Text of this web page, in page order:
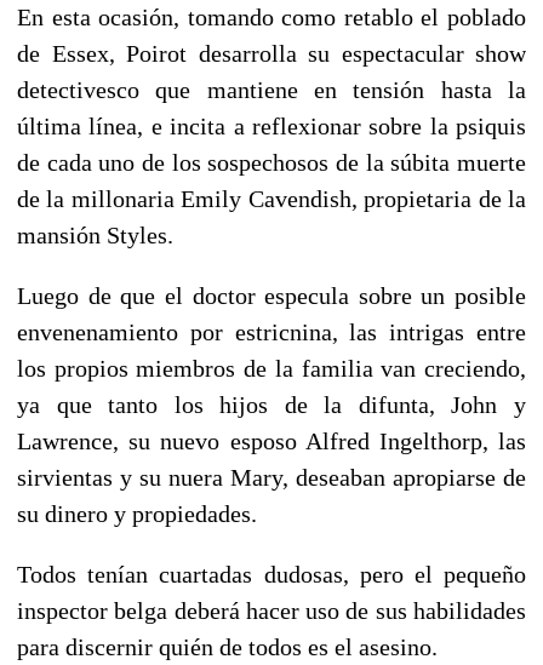
En esta ocasión, tomando como retablo el poblado
de Essex, Poirot desarrolla su espectacular show
detectivesco que mantiene en tensión hasta la
última línea, e incita a reflexionar sobre la psiquis
de cada uno de los sospechosos de la súbita muerte
de la millonaria Emily Cavendish, propietaria de la
mansión Styles.
Luego de que el doctor especula sobre un posible
envenenamiento por estricnina, las intrigas entre
los propios miembros de la familia van creciendo,
ya que tanto los hijos de la difunta, John y
Lawrence, su nuevo esposo Alfred Ingelthorp, las
sirvientas y su nuera Mary, deseaban apropiarse de
su dinero y propiedades.
Todos tenían cuartadas dudosas, pero el pequeño
inspector belga deberá hacer uso de sus habilidades
para discernir quién de todos es el asesino.